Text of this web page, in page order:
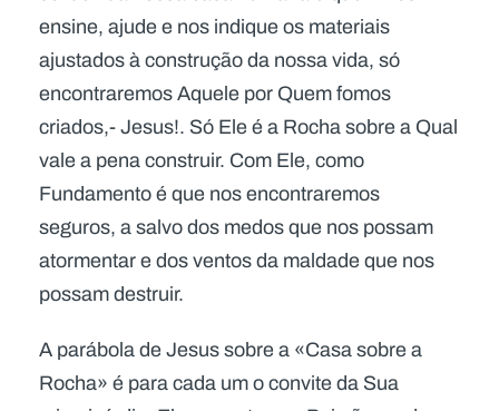
ensine, ajude e nos indique os materiais
ajustados à construção da nossa vida, só
encontraremos Aquele por Quem fomos
criados,- Jesus!. Só Ele é a Rocha sobre a Qual
vale a pena construir. Com Ele, como
Fundamento é que nos encontraremos
seguros, a salvo dos medos que nos possam
atormentar e dos ventos da maldade que nos
possam destruir.
A parábola de Jesus sobre a «Casa sobre a
Rocha» é para cada um o convite da Sua